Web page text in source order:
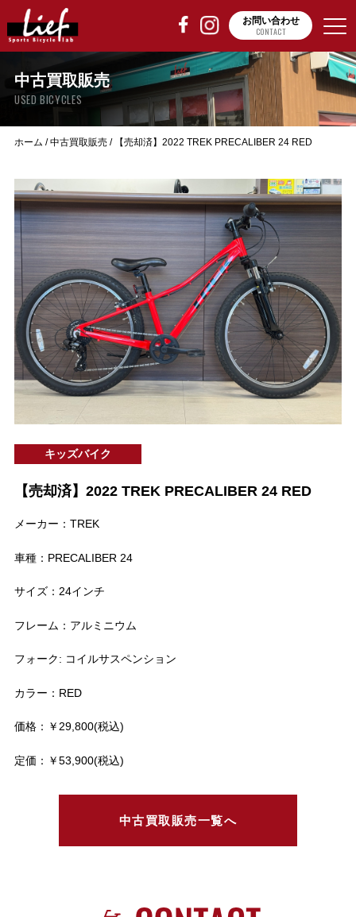
お問い合わせ
CONTACT
中古買取販売
USED BICYCLES
ホーム /中古買取販売/ 【売却済】2022 TREK PRECALIBER 24 RED
キッズバイク
【売却済】2022 TREK PRECALIBER 24 RED
メーカー：TREK
車種：PRECALIBER 24
サイズ：24インチ
フレーム：アルミニウム
フォーク: コイルサスペンション
カラー：RED
価格：￥29,800(税込)
定価：￥53,900(税込)
中古買取販売一覧へ